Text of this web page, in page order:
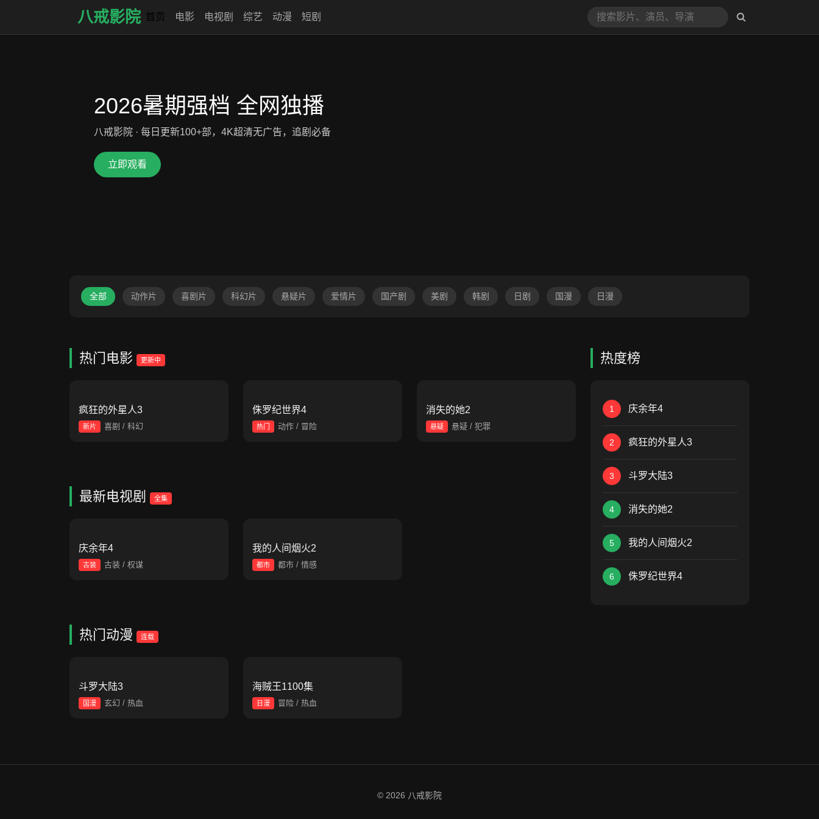
八戒影院 首页 电影 电视剧 综艺 动漫 短剧
2026暑期强档 全网独播
八戒影院 · 每日更新100+部，4K超清无广告，追剧必备
立即观看
全部 动作片 喜剧片 科幻片 悬疑片 爱情片 国产剧 美剧 韩剧 日剧 国漫 日漫
热门电影 更新中
疯狂的外星人3
新片 喜剧 / 科幻
侏罗纪世界4
热门 动作 / 冒险
消失的她2
悬疑 悬疑 / 犯罪
最新电视剧 全集
庆余年4
古装 古装 / 权谋
我的人间烟火2
都市 都市 / 情感
热门动漫 连载
斗罗大陆3
国漫 玄幻 / 热血
海贼王1100集
日漫 冒险 / 热血
热度榜
1 庆余年4
2 疯狂的外星人3
3 斗罗大陆3
4 消失的她2
5 我的人间烟火2
6 侏罗纪世界4
© 2026 八戒影院